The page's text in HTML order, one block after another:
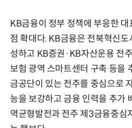
KB금융이 정부 정책에 부응한 대
점 확대다. KB금융은 전북혁신
성하고 KB증권·KB자산운용 전
보험 광역 스마트센터 구축 등을
금공단이 있는 전주를 중심으로
능을 보강하고 금융 인력을 추가
역균형발전과 전주 제3금융중심